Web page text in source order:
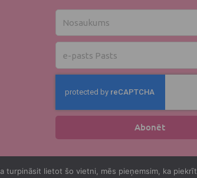
pasts
Abonēt
turpināsit lietot šo vietni, mēs pieņemsim, ka